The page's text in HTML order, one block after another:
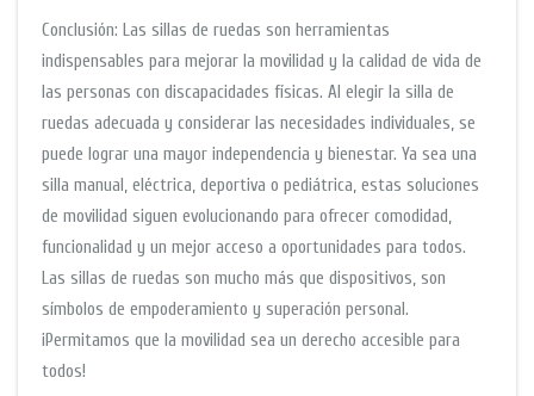
Conclusión: Las sillas de ruedas son herramientas
indispensables para mejorar la movilidad y la calidad de vida de
las personas con discapacidades físicas. Al elegir la silla de
ruedas adecuada y considerar las necesidades individuales, se
puede lograr una mayor independencia y bienestar. Ya sea una
silla manual, eléctrica, deportiva o pediátrica, estas soluciones
de movilidad siguen evolucionando para ofrecer comodidad,
funcionalidad y un mejor acceso a oportunidades para todos.
Las sillas de ruedas son mucho más que dispositivos, son
símbolos de empoderamiento y superación personal.
¡Permitamos que la movilidad sea un derecho accesible para
todos!